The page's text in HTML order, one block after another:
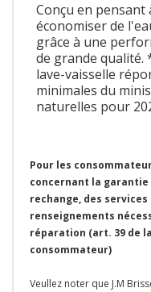
Conçu en pensant
économiser de
grâce à une
de grande qualité.
lave-vaisselle
minimales du
naturelles pour
Pour les
concernant la
rechange, des
renseignements
réparation (art. 39 de
consommateur)
Veullez noter que J.M